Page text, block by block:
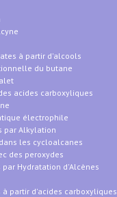
à partir d'alcools
du butane
acides carboxyliques
électrophile
par Alkylation
les cycloalcanes
des peroxydes
Hydratation d'Alcènes
à partir d'acides carboxyliques